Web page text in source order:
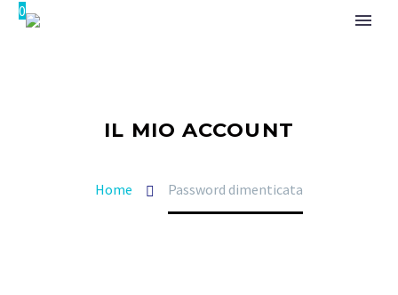
0
IL MIO ACCOUNT
Home Password dimenticata